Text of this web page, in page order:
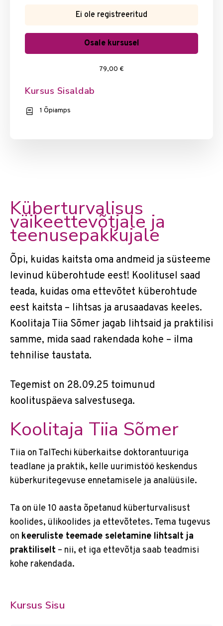
Küberturvalisus
väikeettevõtjale ja
teenusepakkujale
Õpi, kuidas kaitsta oma andmeid ja süsteeme
levinud küberohtude eest! Koolitusel saad
teada, kuidas oma ettevõtet küberohtude
eest kaitsta – lihtsas ja arusaadavas keeles.
Koolitaja Tiia Sõmer jagab lihtsaid ja praktilisi
samme, mida saad rakendada kohe – ilma
tehnilise taustata.
Tegemist on 28.09.25 toimunud
koolituspäeva salvestusega.
Koolitaja Tiia Sõmer
Tiia on TalTechi küberkaitse doktorantuuriga
teadlane ja praktik, kelle uurimistöö keskendus
küberkuritegevuse ennetamisele ja analüüsile.
Ta on üle 10 aasta õpetanud küberturvalisust
koolides, ülikoolides ja ettevõtetes. Tema tugevus
on keeruliste teemade seletamine lihtsalt ja
praktiliselt – nii, et iga ettevõtja saab teadmisi
kohe rakendada.
Kursus Sisu
Ei ole registreeritud
Osale kursusel
79,00 €
Kursus Sisaldab
1 Õpiamps